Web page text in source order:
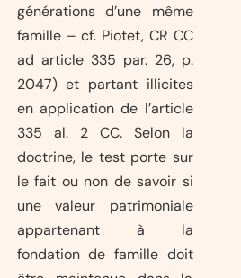
générations d’une même
famille – cf. Piotet, CR CC
ad article 335 par. 26, p.
2047) et partant illicites
en application de l’article
335 al. 2 CC. Selon la
doctrine, le test porte sur
le fait ou non de savoir si
une valeur patrimoniale
appartenant à la
fondation de famille doit